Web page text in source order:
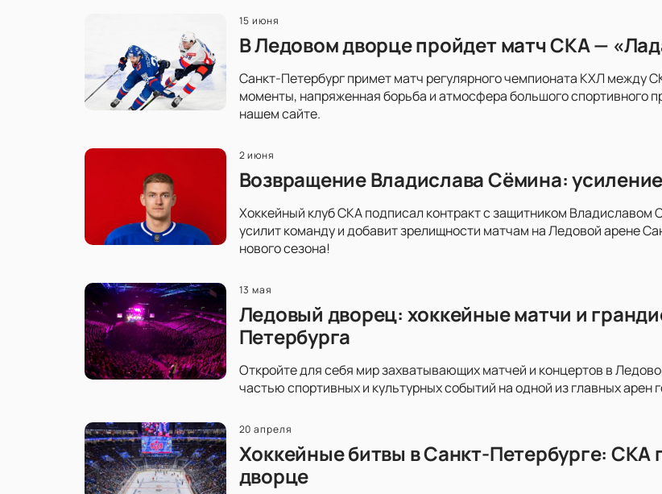
15 июня
В Ледовом дворце пройдет матч СКА —
Санкт-Петербург примет матч регулярного чемпионата КХЛ между
моменты, напряженная борьба и атмосфера большого спортивного
нашем сайте.
2 июня
Возвращение Владислава Сёмина:
Хоккейный клуб СКА подписал контракт с защитником Владиславом
усилит команду и добавит зрелищности матчам на Ледовой арене
нового сезона!
13 мая
Ледовый дворец: хоккейные матчи и
Петербурга
Откройте для себя мир захватывающих матчей и концертов в
частью спортивных и культурных событий на одной из главных арен
20 апреля
Хоккейные битвы в Санкт-Петербурге: СКА
дворце